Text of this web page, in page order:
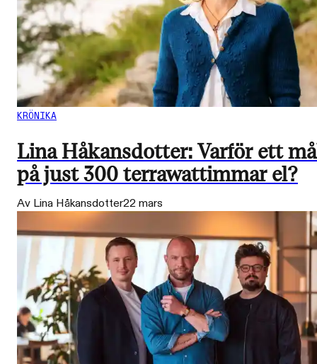
KRÖNIKA
Lina Håkansdotter: Varför ett
på just 300 terrawattimmar el?
Av Lina Håkansdotter22 mars